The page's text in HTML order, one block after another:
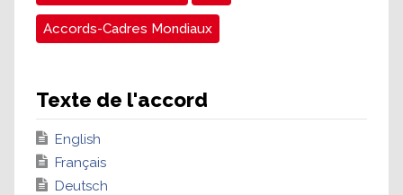
Accords-Cadres Mondiaux
Texte de l'accord
English
Français
Deutsch